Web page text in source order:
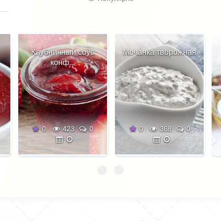
Мочанка творожная
0 368 0
Соус Винегрет
0 374 0